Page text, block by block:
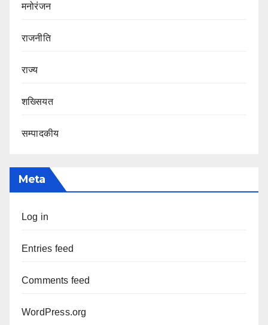
मनोरंजन
राजनीति
राज्य
शख्सियत
सम्पादकीय
Meta
Log in
Entries feed
Comments feed
WordPress.org